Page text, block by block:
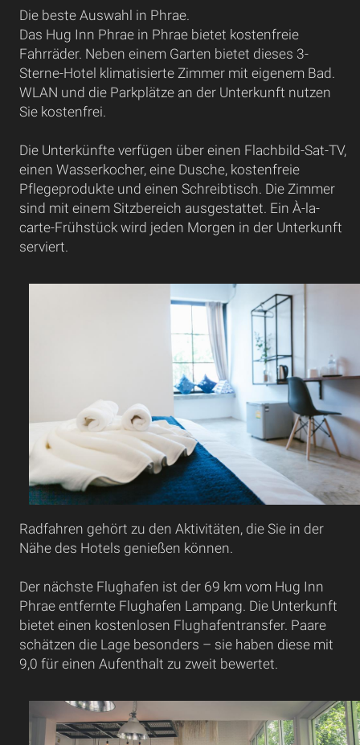
Die beste Auswahl in Phrae.
Das Hug Inn Phrae in Phrae bietet kostenfreie
Fahrräder. Neben einem Garten bietet dieses 3-
Sterne-Hotel klimatisierte Zimmer mit eigenem Bad.
WLAN und die Parkplätze an der Unterkunft nutzen
Sie kostenfrei.
Die Unterkünfte verfügen über einen Flachbild-Sat-TV,
einen Wasserkocher, eine Dusche, kostenfreie
Pflegeprodukte und einen Schreibtisch. Die Zimmer
sind mit einem Sitzbereich ausgestattet. Ein À-la-
carte-Frühstück wird jeden Morgen in der Unterkunft
serviert.
Radfahren gehört zu den Aktivitäten, die Sie in der
Nähe des Hotels genießen können.
Der nächste Flughafen ist der 69 km vom Hug Inn
Phrae entfernte Flughafen Lampang. Die Unterkunft
bietet einen kostenlosen Flughafentransfer. Paare
schätzen die Lage besonders – sie haben diese mit
9,0 für einen Aufenthalt zu zweit bewertet.